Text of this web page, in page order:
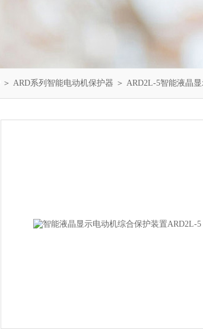
＞ ARD系列智能电动机保护器 ＞ ARD2L-5智能液晶